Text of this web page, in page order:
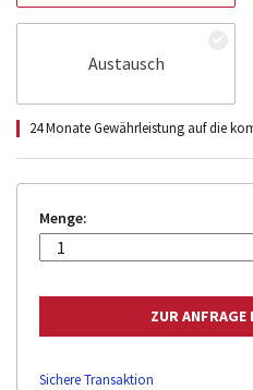
Austausch
24 Monate Gewährleistung auf die
Menge:
Sichere Transaktion